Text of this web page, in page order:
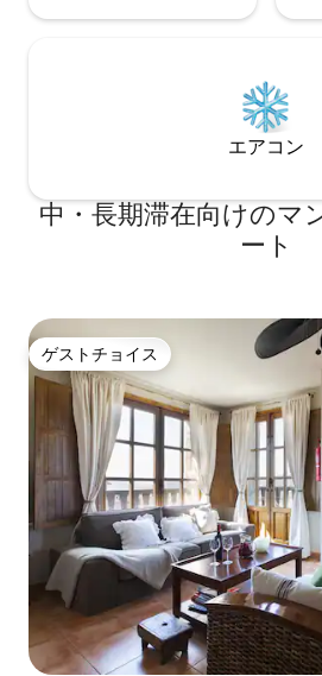
エアコン
中・長期滞在向けのマ
ート
ゲストチョイス
ゲストチョイス